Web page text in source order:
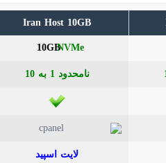
Iran Host 10GB
10GB